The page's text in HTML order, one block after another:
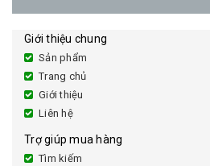
Giới thiệu chung
Sản phẩm
Trang chủ
Giới thiệu
Liên hệ
Trợ giúp mua hàng
Tìm kiếm